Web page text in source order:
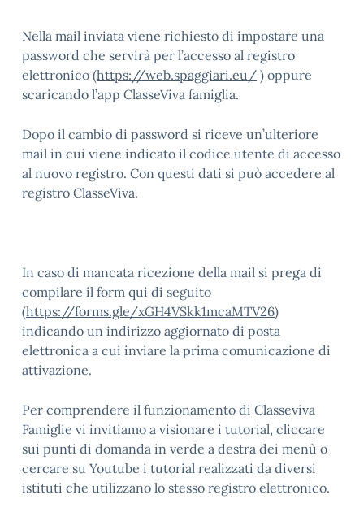
Nella mail inviata viene richiesto di impostare una
password che servirà per l’accesso al registro
elettronico (https://web.spaggiari.eu/ ) oppure
scaricando l’app ClasseViva famiglia.
Dopo il cambio di password si riceve un’ulteriore
mail in cui viene indicato il codice utente di accesso
al nuovo registro. Con questi dati si può accedere al
registro ClasseViva.
In caso di mancata ricezione della mail si prega di
compilare il form qui di seguito
(https://forms.gle/xGH4VSkk1mcaMTV26)
indicando un indirizzo aggiornato di posta
elettronica a cui inviare la prima comunicazione di
attivazione.
Per comprendere il funzionamento di Classeviva
Famiglie vi invitiamo a visionare i tutorial, cliccare
sui punti di domanda in verde a destra dei menù o
cercare su Youtube i tutorial realizzati da diversi
istituti che utilizzano lo stesso registro elettronico.